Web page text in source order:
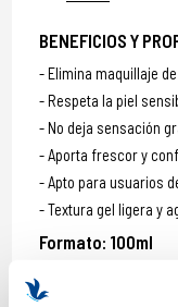
BENEFICIOS Y
Elimina maquillaje
Respeta la piel
No deja sensación
Aporta frescor y
Apto para usuarios
Textura gel ligera y
Formato: 100ml